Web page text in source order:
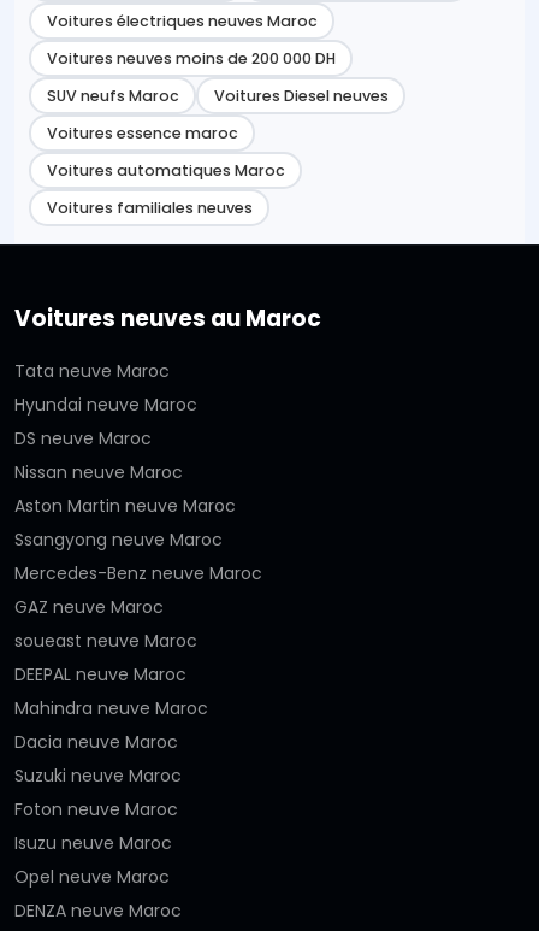
Voitures électriques neuves Maroc
Voitures neuves moins de 200 000 DH
SUV neufs Maroc
Voitures Diesel neuves
Voitures essence maroc
Voitures automatiques Maroc
Voitures familiales neuves
Voitures neuves au Maroc
Tata neuve Maroc
Hyundai neuve Maroc
DS neuve Maroc
Nissan neuve Maroc
Aston Martin neuve Maroc
Ssangyong neuve Maroc
Mercedes-Benz neuve Maroc
GAZ neuve Maroc
soueast neuve Maroc
DEEPAL neuve Maroc
Mahindra neuve Maroc
Dacia neuve Maroc
Suzuki neuve Maroc
Foton neuve Maroc
Isuzu neuve Maroc
Opel neuve Maroc
DENZA neuve Maroc